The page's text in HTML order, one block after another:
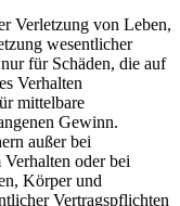
Verletzung von Leben,
wesentlicher
für Schäden, die auf
Verhalten
mittelbare
Gewinn.
außer bei
oder bei
Körper und
Vertragspflichten